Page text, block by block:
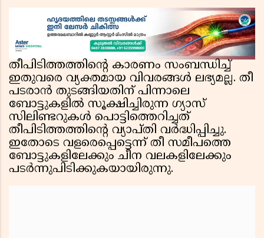
തീപിടിത്തത്തിന്റെ കാരണം സംബന്ധിച്ച്
ഇതുവരെ വ്യക്തമായ വിവരങ്ങൾ ലഭ്യമല്ല. തീ
പടരാൻ തുടങ്ങിയതിന് പിന്നാലെ
ബോട്ടുകളിൽ സൂക്ഷിച്ചിരുന്ന ഗ്യാസ്
സിലിണ്ടറുകൾ പൊട്ടിത്തെറിച്ചത്
തീപിടിത്തത്തിന്റെ വ്യാപ്തി വർദ്ധിപ്പിച്ചു.
ഇതോടെ വളരെപ്പെട്ടെന്ന് തീ സമീപത്തെ
ബോട്ടുകളിലേക്കും ചീന വലകളിലേക്കും
പടർന്നുപിടിക്കുകയായിരുന്നു.